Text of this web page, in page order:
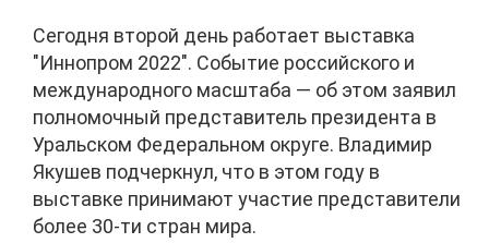
Сегодня второй день работает выставка
"Иннопром 2022". Событие российского и
международного масштаба — об этом заявил
полномочный представитель президента в
Уральском Федеральном округе. Владимир
Якушев подчеркнул, что в этом году в
выставке принимают участие представители
более 30-ти стран мира.